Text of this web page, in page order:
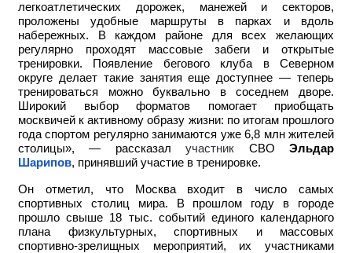
легкоатлетических дорожек, манежей и секторов,
проложены удобные маршруты в парках и вдоль
набережных. В каждом районе для всех желающих
регулярно проходят массовые забеги и открытые
тренировки. Появление бегового клуба в Северном
округе делает такие занятия еще доступнее — теперь
тренироваться можно буквально в соседнем дворе.
Широкий выбор форматов помогает приобщать
москвичей к активному образу жизни: по итогам прошлого
года спортом регулярно занимаются уже 6,8 млн жителей
столицы», — рассказалучастник СВОЭльдар
Шарипов, принявший участие в тренировке.
Он отметил, что Москва входит в число самых
спортивных столиц мира. В прошлом году в городе
прошло свыше 18 тыс. событий единого календарного
плана физкультурных, спортивных и массовых
спортивно-зрелищных мероприятий, их участниками